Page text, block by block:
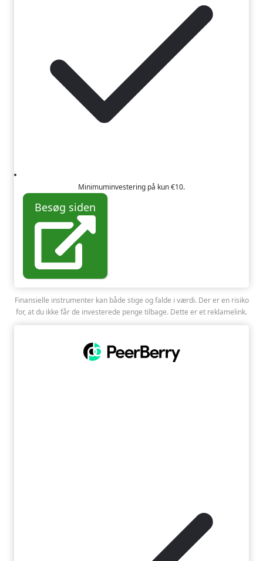
Minimuminvestering på kun €10.
Besøg siden
Finansielle instrumenter kan både stige og falde i værdi. Der er en risiko
for, at du ikke får de investerede penge tilbage. Dette er et reklamelink.